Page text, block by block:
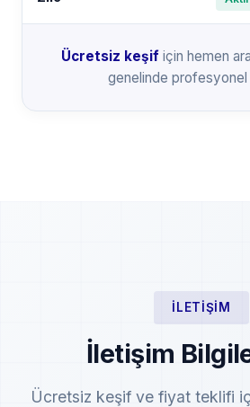
Ücretsiz keşifiçin hemen
genelinde profesyonel
İLETIŞIM
İletişim
Ücretsiz keşif ve fiyat teklifi